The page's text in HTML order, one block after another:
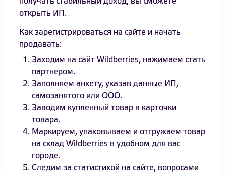
открыть ИП.
Как зарегистрироваться на сайте и начать
продавать:
Заходим на сайт Wildberries, нажимаем стать
партнером.
Заполняем анкету, указав данные ИП,
самозанятого или ООО.
Заводим купленный товар в карточки
товара.
Маркируем, упаковываем и отгружаем товар
на склад Wildberries в удобном для вас
городе.
Cледим за статистикой на сайте, вопросами